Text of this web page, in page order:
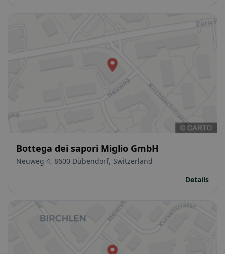
Bottega dei sapori Miglio GmbH
Neuweg 4, 8600 Dübendorf, Switzerland
Details